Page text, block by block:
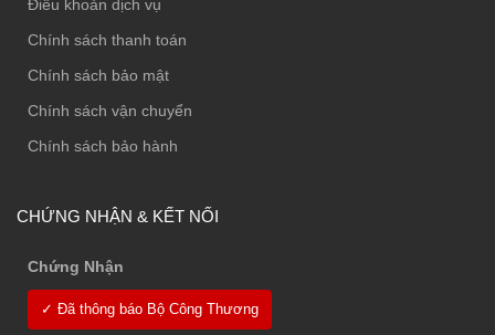
Điều khoản dịch vụ
Chính sách thanh toán
Chính sách bảo mật
Chính sách vận chuyển
Chính sách bảo hành
CHỨNG NHẬN & KẾT NỐI
Chứng Nhận
✓ Đã thông báo Bộ Công Thương